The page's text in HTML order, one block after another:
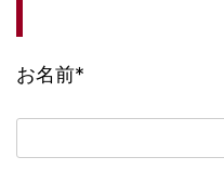
お名前*